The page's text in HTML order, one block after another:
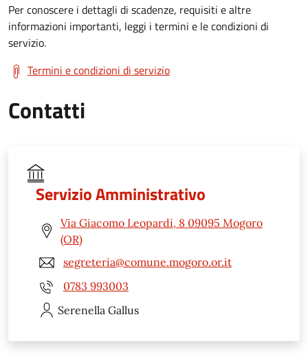
Per conoscere i dettagli di scadenze, requisiti e altre
informazioni importanti, leggi i termini e le condizioni di
servizio.
Termini e condizioni di servizio
Contatti
Servizio Amministrativo
Via Giacomo Leopardi, 8 09095 Mogoro
(OR)
segreteria@comune.mogoro.or.it
0783 993003
Serenella Gallus